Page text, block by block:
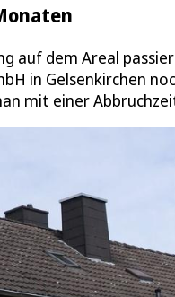
auf dem Areal
in Gelsenkirchen
mit einer